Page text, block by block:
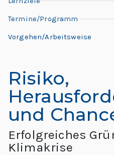
e
e
ti
n
Risiko,
und
Erfolgreiches
Klimakrise
Termine/Programm
Vorgehen/Arbeitsweise